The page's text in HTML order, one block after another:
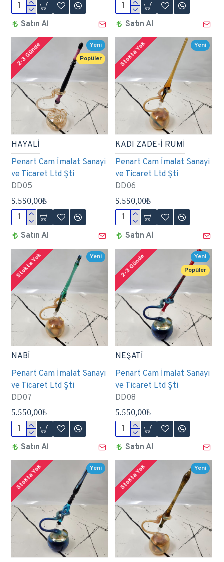
Satın Al Satın Al
Yeni
Popüler
2-3 Günde
Penart Cam İmalat Sanayi
ve Ticaret Ltd Şti
DD05
HAYALİ
5.550,00₺
Satın Al
Yeni
Stokta Yok
Penart Cam İmalat Sanayi
ve Ticaret Ltd Şti
DD06
KADI ZADE-İ RUMİ
5.550,00₺
Satın Al
Yeni
Stokta Yok
Penart Cam İmalat Sanayi
ve Ticaret Ltd Şti
DD07
NABİ
5.550,00₺
Satın Al
Yeni
Popüler
2-3 Günde
Penart Cam İmalat Sanayi
ve Ticaret Ltd Şti
DD08
NEŞATİ
5.550,00₺
Satın Al
Yeni
Stokta Yok Yeni
Stokta Yok